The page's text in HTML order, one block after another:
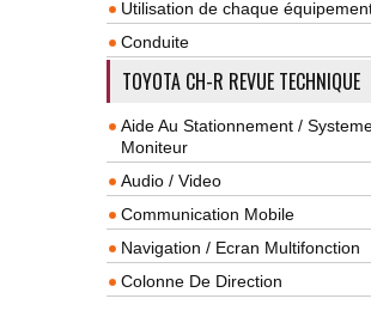
Utilisation de chaque
Conduite
TOYOTA CH-R REVUE TECHNIQUE
Aide Au Stationnement /
Moniteur
Audio / Video
Communication Mobile
Navigation / Ecran Multifonction
Colonne De Direction